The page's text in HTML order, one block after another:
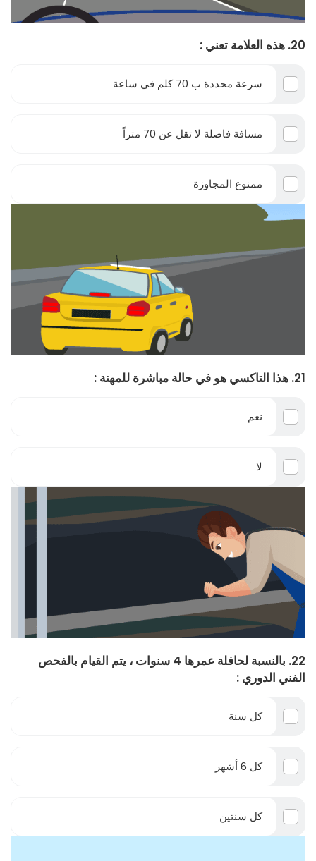
20. هذه العلامة تعني :
سرعة محددة ب 70 كلم في ساعة
مسافة فاصلة لا تقل عن 70 متراً
ممنوع المجاوزة
21. هذا التاكسي هو في حالة مباشرة للمهنة :
نعم
لا
22. بالنسبة لحافلة عمرها 4 سنوات ، يتم القيام بالفحص
الفني الدوري :
كل سنة
كل 6 أشهر
كل سنتين